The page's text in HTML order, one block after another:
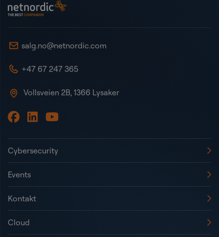
NetNordic Norway
salg.no@netnordic.com
+47 67 247 365
Vollsveien 2B, 1366 Lysaker
Cybersecurity
Events
Kontakt
Cloud